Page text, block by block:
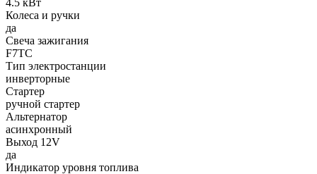
Колеса и ручки
да
Свеча зажигания
F7TC
Тип электростанции
инверторные
Стартер
ручной стартер
Альтернатор
асинхронный
Выход 12V
да
Индикатор уровня топлива